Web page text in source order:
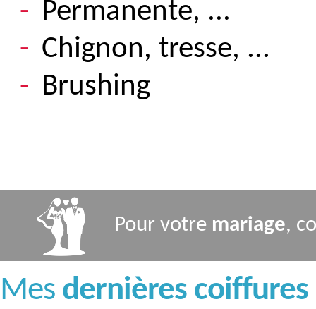
Permanente, ...
Chignon, tresse, ...
Brushing
Pour votre mariage,
Mes dernières coiffures